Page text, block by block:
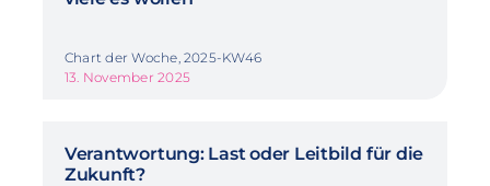
Chart der Woche, 2025-KW46
13. November 2025
Verantwortung: Last oder Leitbild für die
Zukunft?